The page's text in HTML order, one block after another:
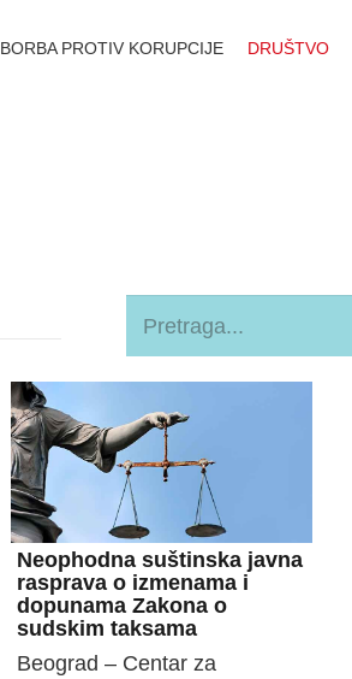
BORBA PROTIV KORUPCIJE DRUŠTVO
Neophodna suštinska javna
rasprava o izmenama i
dopunama Zakona o
sudskim taksama
Beograd – Centar za